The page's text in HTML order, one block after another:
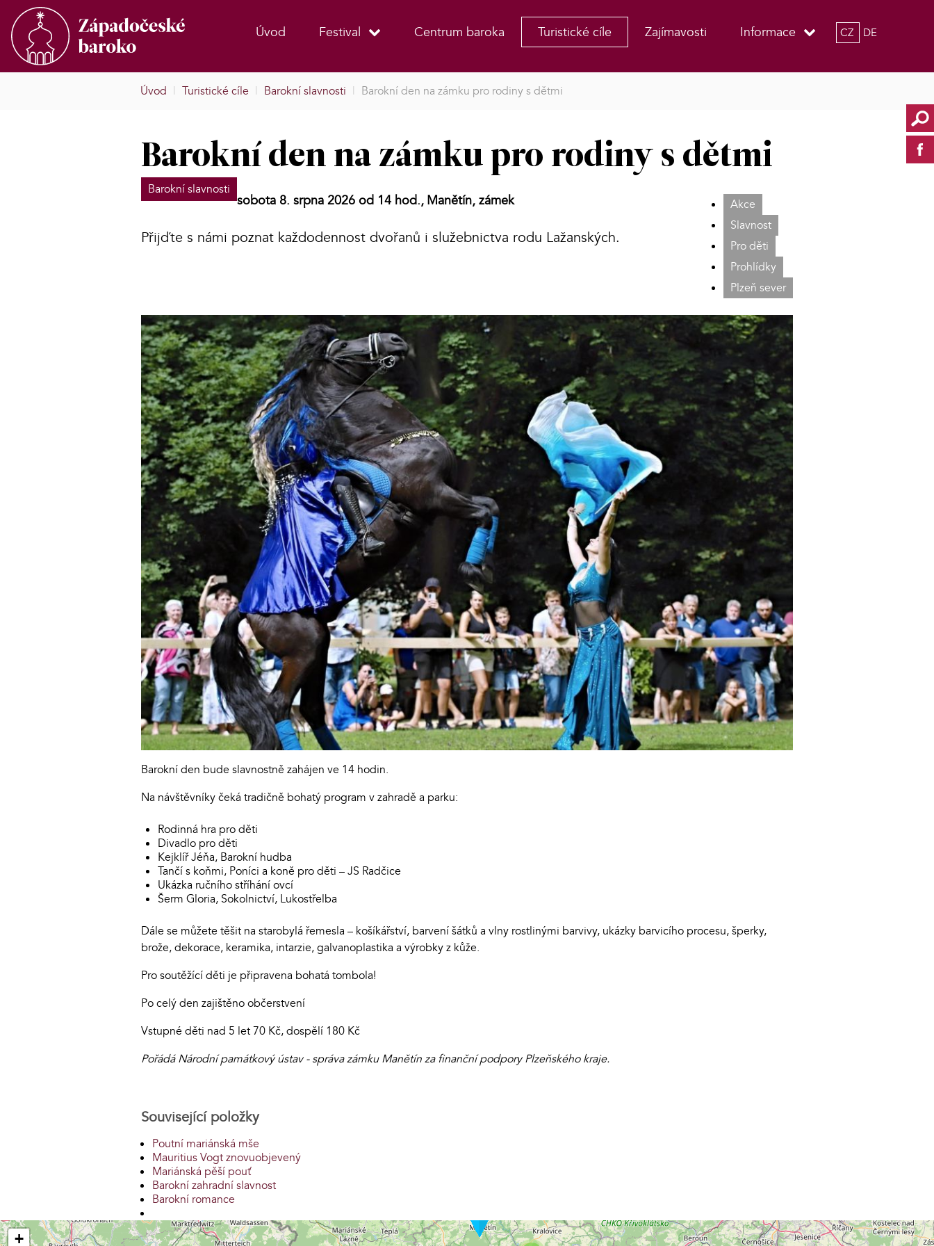
Úvod Festival Centrum baroka Turistické cíle Zajímavosti Informace CZ DE
Úvod | Turistické cíle | Barokní slavnosti | Barokní den na zámku pro rodiny s dětmi
Barokní den na zámku pro rodiny s dětmi
Barokní slavnosti
Akce
Slavnost
Pro děti
Prohlídky
Plzeň sever
sobota 8. srpna 2026 od 14 hod., Manětín, zámek
Přijďte s námi poznat každodennost dvořanů i služebnictva rodu Lažanských.
Barokní den bude slavnostně zahájen ve 14 hodin.
Na návštěvníky čeká tradičně bohatý program v zahradě a parku:
Rodinná hra pro děti
Divadlo pro děti
Kejklíř Jéňa, Barokní hudba
Tančí s koňmi, Poníci a koně pro děti – JS Radčice
Ukázka ručního stříhání ovcí
Šerm Gloria, Sokolnictví, Lukostřelba
Dále se můžete těšit na starobylá řemesla – košíkářství, barvení šátků a vlny rostlinými barvivy, ukázky barvicího procesu, šperky,
brože, dekorace, keramika, intarzie, galvanoplastika a výrobky z kůže.
Pro soutěžící děti je připravena bohatá tombola!
Po celý den zajištěno občerstvení
Vstupné děti nad 5 let 70 Kč, dospělí 180 Kč
Pořádá Národní památkový ústav - správa zámku Manětín za finanční podpory Plzeňského kraje.
Související položky
Poutní mariánská mše
Mauritius Vogt znovuobjevený
Mariánská pěší pouť
Barokní zahradní slavnost
Barokní romance
+